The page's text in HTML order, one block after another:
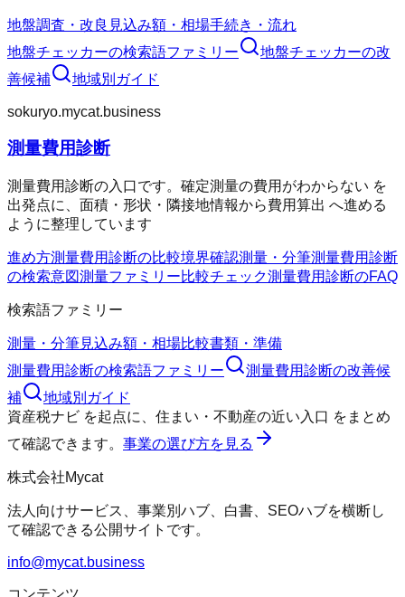
地盤調査・改良 見込み額・相場手続き・流れ
地盤チェッカーの検索語ファミリー 地盤チェッカーの改
善候補
地域別ガイド
sokuryo.mycat.business
測量費用診断
測量費用診断の入口です。確定測量の費用がわからない を
出発点に、面積・形状・隣接地情報から費用算出 へ進める
ように整理しています
進め方測量費用診断の比較境界確認測量・分筆測量費用診断
の検索意図測量ファミリー比較チェック測量費用診断のFAQ
検索語ファミリー
測量・分筆見込み額・相場比較書類・準備
測量費用診断の検索語ファミリー 測量費用診断の改善候
補
地域別ガイド
資産税ナビ を起点に、 住まい・不動産の近い入口 をまとめ
て確認できます。 事業の選び方を見る
株式会社Mycat
法人向けサービス、事業別ハブ、白書、SEOハブを横断し
て確認できる公開サイトです。
info@mycat.business
コンテンツ